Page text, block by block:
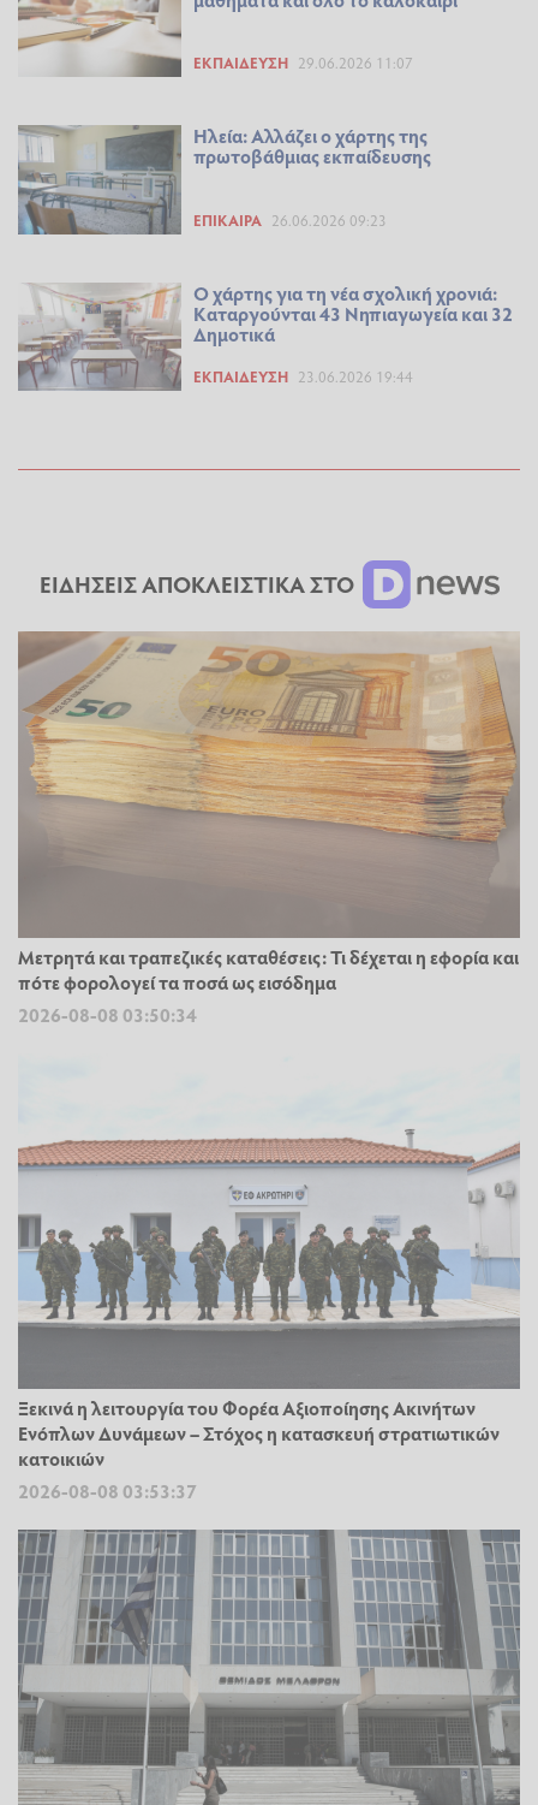
ΕΚΠΑΊΔΕΥΣΗ 29.06.2026 11:07
Ηλεία: Αλλάζει ο χάρτης της
πρωτοβάθμιας εκπαίδευσης
ΕΠΊΚΑΙΡΑ 26.06.2026 09:23
Ο χάρτης για τη νέα σχολική χρονιά:
Καταργούνται 43 Νηπιαγωγεία και 32
Δημοτικά
ΕΚΠΑΊΔΕΥΣΗ 23.06.2026 19:44
ΕΙΔΗΣΕΙΣ ΑΠΟΚΛΕΙΣΤΙΚΑ ΣΤΟ
Μετρητά και τραπεζικές καταθέσεις: Τι δέχεται η εφορία και
πότε φορολογεί τα ποσά ως εισόδημα
2026-08-08 03:50:34
Ξεκινά η λειτουργία του Φορέα Αξιοποίησης Ακινήτων
Ενόπλων Δυνάμεων – Στόχος η κατασκευή στρατιωτικών
κατοικιών
2026-08-08 03:53:37